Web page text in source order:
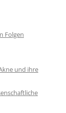
Folgen
und ihre